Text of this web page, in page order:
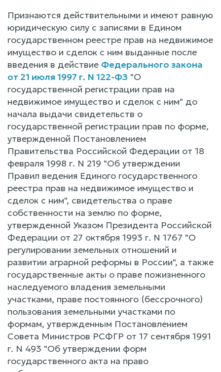
Признаются действительными и имеют равную
юридическую силу с записями в Едином
государственном реестре прав на недвижимое
имущество и сделок с ним выданные после
введения в действие Федерального закона
от 21 июля 1997 г. N 122-ФЗ "О
государственной регистрации прав на
недвижимое имущество и сделок с ним" до
начала выдачи свидетельств о
государственной регистрации прав по форме,
утвержденной Постановлением
Правительства Российской Федерации от 18
февраля 1998 г. N 219 "Об утверждении
Правил ведения Единого государственного
реестра прав на недвижимое имущество и
сделок с ним", свидетельства о праве
собственности на землю по форме,
утвержденной Указом Президента Российской
Федерации от 27 октября 1993 г. N 1767 "О
регулировании земельных отношений и
развитии аграрной реформы в России", а также
государственные акты о праве пожизненного
наследуемого владения земельными
участками, праве постоянного (бессрочного)
пользования земельными участками по
формам, утвержденным Постановлением
Совета Министров РСФГР от 17 сентября 1991
г. N 493 "Об утверждении форм
государственного акта на право